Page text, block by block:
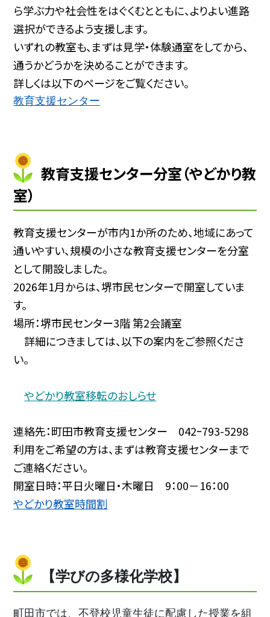
ら学ぶ力や社会性をはぐくむとともに、よりよい進路
選択ができるよう支援します。
いずれの教室も、まずは見学・体験通室をしてから、
通うかどうかを決めることができます。
詳しくは以下のページをご覧ください。
教育支援センター
教育支援センター分室（やどかり教
室）
教育支援センターが市内1か所のため、地域にあって
通いやすい、規模の小さな教育支援センターを分室
として開設しました。
2026年1月からは、堺市民センターで開室していま
す。
場所：堺市民センター3階 第2会議室
詳細につきましては、以下の案内をご参照くださ
い。
やどかり教室移転のおしらせ
連絡先：町田市教育支援センター 042ｰ793-5298
利用をご希望の方は、まずは教育支援センターまで
ご連絡ください。
開室日時：平日火曜日・木曜日 9：00－16：00
やどかり教室時間割
【学びの多様化学校】
町田市では、不登校児童生徒に配慮した授業を組